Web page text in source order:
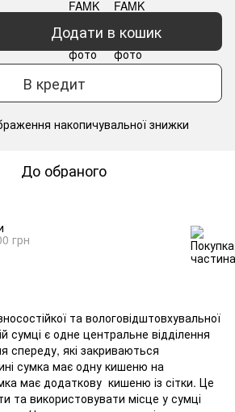
Додати в кошик
В кредит
накопичувальної знижки
До обраного
грн
та вологовідштовхувальної
сумці є одне центральне відділення
спереду, які закриваються
сумка має одну кишеню на
має додаткову кишеню із сітки. Це
та використовувати місце у сумці